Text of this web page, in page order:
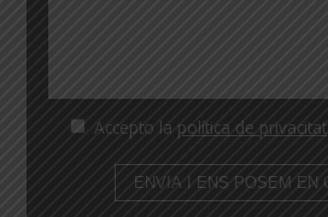
Accepto la política de privacitat